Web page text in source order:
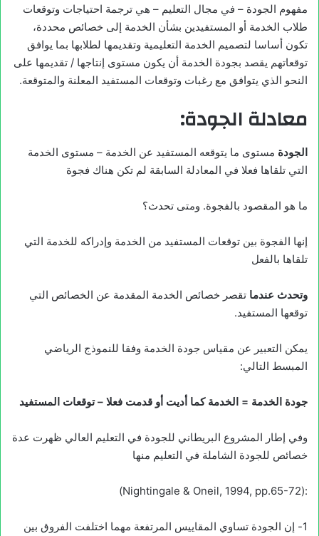
مفهوم الجودة – في مجال التعليم – هي ترجمة احتياجات وتوقعات
طلاب الخدمة أو المستفيدين بشأن الخدمة إلى خصائص محددة،
تكون أساسا لتصميم الخدمة التعليمية وتقديمها لطلابها بما يوافق
توقعاتهم يقصد بجودة الخدمة أن يكون مستوى إنتاجها / تقديمها على
النحو الذي يتوافق مع رغبات وتوقعات المستفيد المعلنة والمتوقعة.
معادلة الجودة:
الجودة مستوى ما يتوقعه المستفيد عن الخدمة – مستوى الخدمة
التي تلقاها فعلا في المعادلة السابقة لم تكن هناك فجوة
ما هو المقصود بالفجوة. ومتى تحدث؟
إنها الفجوة بين توقعات المستفيد من الخدمة وإدراكه للخدمة التي
تلقاها بالفعل
وتحدث عندما تقصر خصائص الخدمة المقدمة عن الخصائص التي
توقعها المستفيد.
يمكن التعبير عن مقياس جودة الخدمة وفقا للنموذج الرياضي
المبسط التالي:
جودة الخدمة = الخدمة كما أديت أو قدمت فعلا – توقعات المستفيد
وفي إطار المشروع البريطاني للجودة في التعليم العالي ظهرت عدة
خصائص للجودة الشاملة في التعليم منها
:(Nightingale & Oneil, 1994, pp.65-72)
1- إن الجودة تساوي المقاييس المرتفعة مهما اختلفت الفروق بين